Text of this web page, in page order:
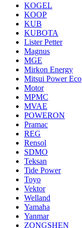
KOGEL
KOOP
KUB
KUBOTA
Lister Petter
Magnus
MGE
Mirkon Energy
Mitsui Power Eco
Motor
MPMC
MVAE
POWERON
Pramac
REG
Rensol
SDMO
Teksan
Tide Power
Toyo
Vektor
Welland
Yamaha
Yanmar
ZONGSHEN